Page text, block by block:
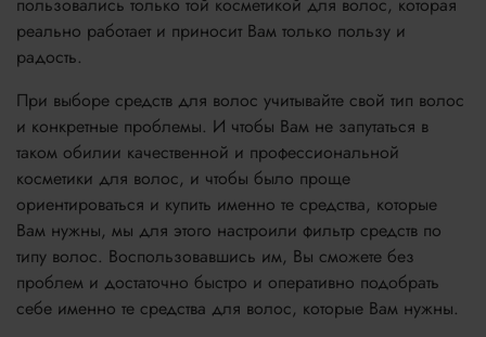
реально работает и приносит Вам только пользу и
радость.
При выборе средств для волос учитывайте свой тип волос
и конкретные проблемы. И чтобы Вам не запутаться в
таком обилии качественной и профессиональной
косметики для волос, и чтобы было проще
ориентироваться и купить именно те средства, которые
Вам нужны, мы для этого настроили фильтр средств по
типу волос. Воспользовавшись им, Вы сможете без
проблем и достаточно быстро и оперативно подобрать
себе именно те средства для волос, которые Вам нужны.